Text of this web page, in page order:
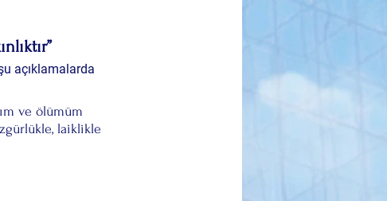
açıklamalarda
ve ölümüm
laiklikle